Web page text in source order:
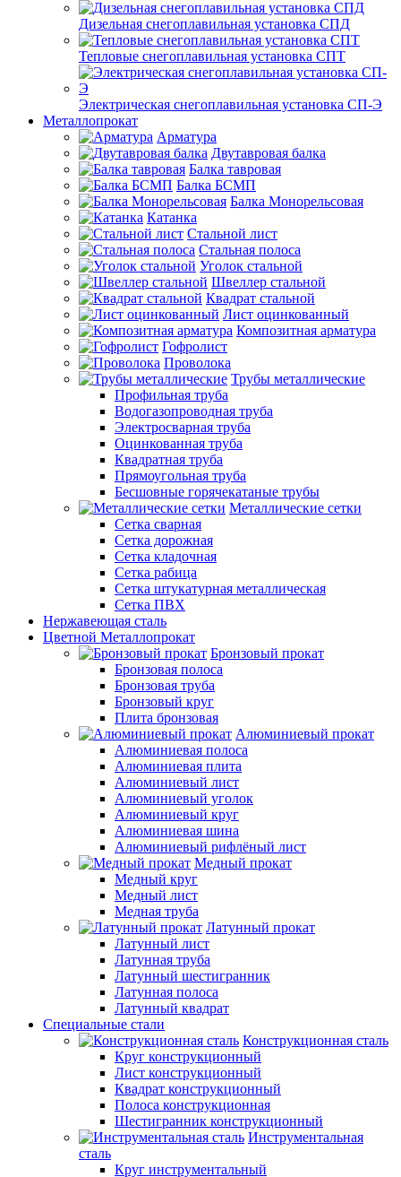
Дизельная снегоплавильная установка СПД
Тепловые снегоплавильная установка СПТ
Электрическая снегоплавильная установка СП-Э
Металлопрокат
Арматура
Двутавровая балка
Балка тавровая
Балка БСМП
Балка Монорельсовая
Катанка
Стальной лист
Стальная полоса
Уголок стальной
Швеллер стальной
Квадрат стальной
Лист оцинкованный
Композитная арматура
Гофролист
Проволока
Трубы металлические
Профильная труба
Водогазопроводная труба
Электросварная труба
Оцинкованная труба
Квадратная труба
Прямоугольная труба
Бесшовные горячекатаные трубы
Металлические сетки
Сетка сварная
Сетка дорожная
Сетка кладочная
Сетка рабица
Сетка штукатурная металлическая
Сетка ПВХ
Нержавеющая сталь
Цветной Металлопрокат
Бронзовый прокат
Бронзовая полоса
Бронзовая труба
Бронзовый круг
Плита бронзовая
Алюминиевый прокат
Алюминиевая полоса
Алюминиевая плита
Алюминиевый лист
Алюминиевый уголок
Алюминиевый круг
Алюминиевая шина
Алюминиевый рифлёный лист
Медный прокат
Медный круг
Медный лист
Медная труба
Латунный прокат
Латунный лист
Латунная труба
Латунный шестигранник
Латунная полоса
Латунный квадрат
Специальные стали
Конструкционная сталь
Круг конструкционный
Лист конструкционный
Квадрат конструкционный
Полоса конструкционная
Шестигранник конструкционный
Инструментальная
сталь
Круг инструментальный